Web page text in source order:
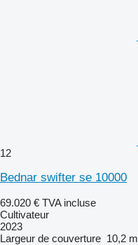
12
Bednar swifter se 10000
69.020 € TVA incluse
Cultivateur
2023
Largeur de couverture 10,2 m